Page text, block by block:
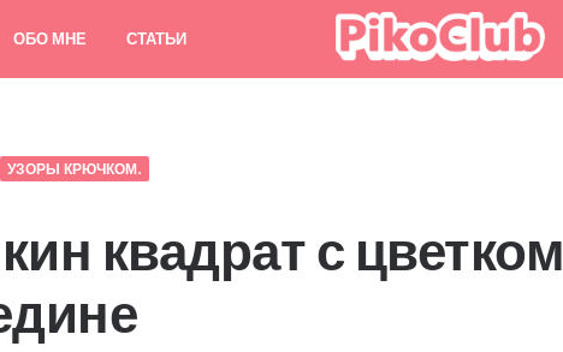
ОБО МНЕ СТАТЬИ
УЗОРЫ КРЮЧКОМ.
квадрат с цветком